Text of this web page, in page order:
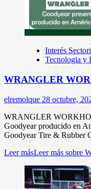
Interés
Tecnologia y
WRANGLER
elremolque 28 octubre,
WRANGLER
Goodyear producido en
Goodyear Tire & Rubber
Leer másLeer más sobre